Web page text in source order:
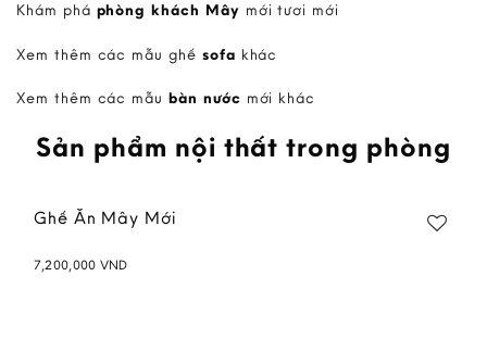
Khám phá phòng khách Mây mới tươi mới
Xem thêm các mẫu ghế sofa khác
Xem thêm các mẫubàn nước mới khác
Sản phẩm nội thất trong phòng
Ghế Ăn Mây Mới
7,200,000 VND